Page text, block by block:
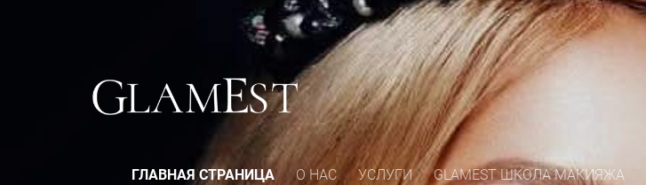
ГЛАВНАЯ СТРАНИЦА О НАС УСЛУГИ GLAMEST ШКОЛА МАКИЯЖА